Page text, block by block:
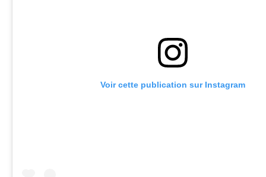
Voir cette publication sur Instagram